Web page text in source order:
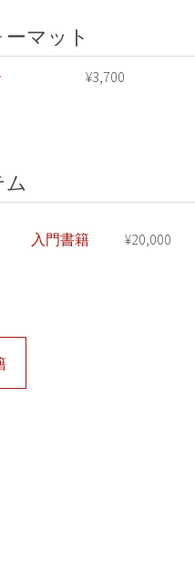
マット
¥3,700
入門書籍 ¥20,000